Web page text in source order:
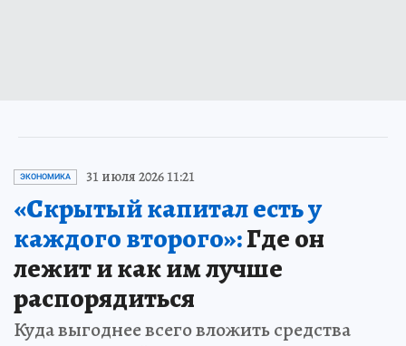
ЭКОНОМИКА 31 июля 2026 11:21
«Скрытый капитал есть у
каждого второго»:Где он
лежит и как им лучше
распорядиться
Куда выгоднее всего вложить средства